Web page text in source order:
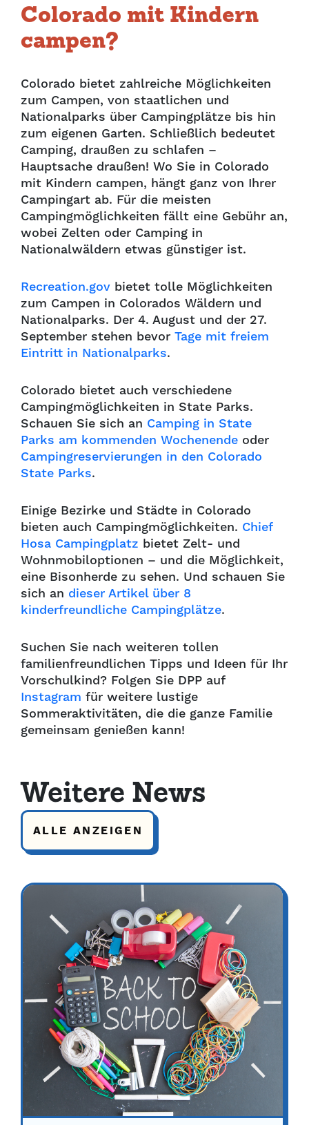
Colorado mit Kindern
campen?
Colorado bietet zahlreiche Möglichkeiten
zum Campen, von staatlichen und
Nationalparks über Campingplätze bis hin
zum eigenen Garten. Schließlich bedeutet
Camping, draußen zu schlafen –
Hauptsache draußen! Wo Sie in Colorado
mit Kindern campen, hängt ganz von Ihrer
Campingart ab. Für die meisten
Campingmöglichkeiten fällt eine Gebühr an,
wobei Zelten oder Camping in
Nationalwäldern etwas günstiger ist.
Recreation.gov bietet tolle Möglichkeiten
zum Campen in Colorados Wäldern und
Nationalparks. Der 4. August und der 27.
September stehen bevor Tage mit freiem
Eintritt in Nationalparks.
Colorado bietet auch verschiedene
Campingmöglichkeiten in State Parks.
Schauen Sie sich an Camping in State
Parks am kommenden Wochenende oder
Campingreservierungen in den Colorado
State Parks.
Einige Bezirke und Städte in Colorado
bieten auch Campingmöglichkeiten. Chief
Hosa Campingplatz bietet Zelt- und
Wohnmobiloptionen – und die Möglichkeit,
eine Bisonherde zu sehen. Und schauen Sie
sich an dieser Artikel über 8
kinderfreundliche Campingplätze.
Suchen Sie nach weiteren tollen
familienfreundlichen Tipps und Ideen für Ihr
Vorschulkind? Folgen Sie DPP auf
Instagram für weitere lustige
Sommeraktivitäten, die die ganze Familie
gemeinsam genießen kann!
Weitere News
ALLE ANZEIGEN